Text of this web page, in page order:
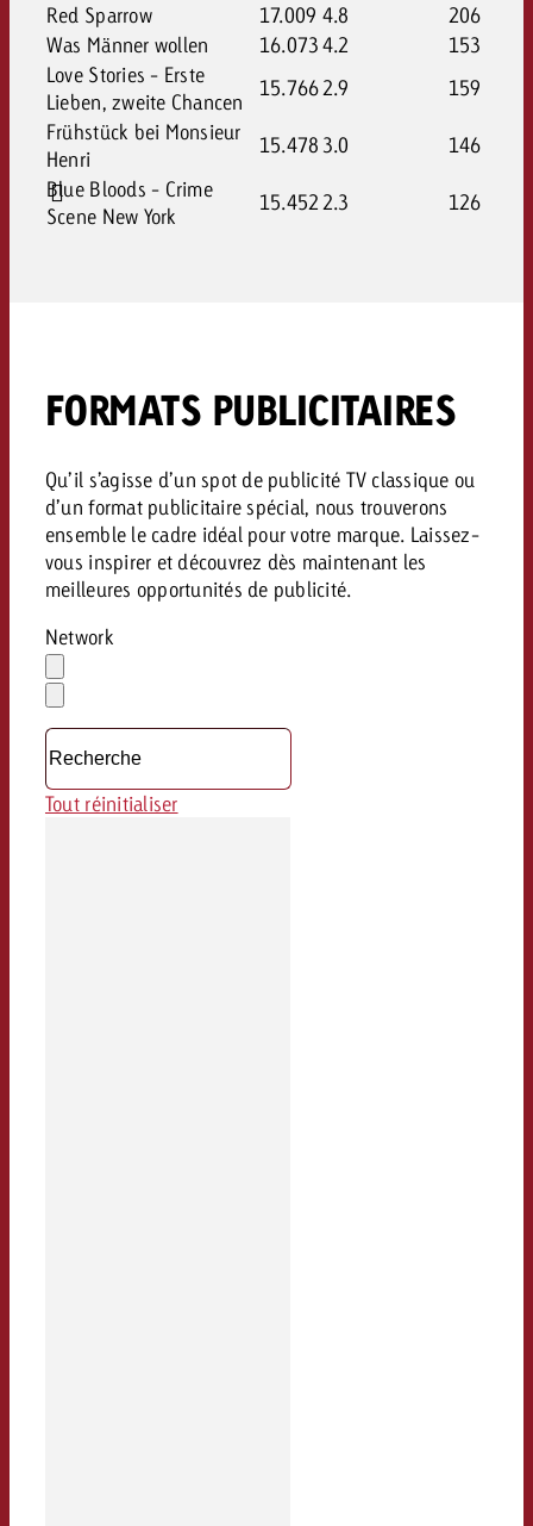
Red Sparrow
17.009 4.8
206
Was Männer wollen
16.0734.2
153
Love Stories - Erste
Lieben, zweite Chancen
15.7662.9
159
Frühstück bei Monsieur
Henri
15.478 3.0
146
Blue Bloods - Crime
Scene New York
15.452 2.3 126
FORMATS PUBLICITAIRES
Qu’il s’agisse d’un spot de publicité TV classique ou
d’un format publicitaire spécial, nous trouverons
ensemble le cadre idéal pour votre marque. Laissez-
vous inspirer et découvrez dès maintenant les
meilleures opportunités de publicité.
Network
Effacer
la
Ouvrir
le
menu
déroulant
Tout réinitialiser